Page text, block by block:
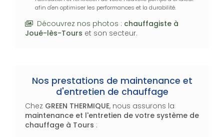
afin d'en optimiser les performances et la durabilité.
Découvrez nos photos : chauffagiste à
Joué-lès-Tours et son secteur.
Nos prestations de maintenance et
d'entretien de chauffage
Chez GREEN THERMIQUE, nous assurons la
maintenance et l'entretien de votre système de
chauffage à Tours :